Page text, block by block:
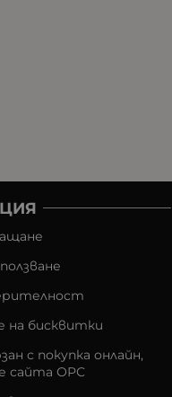
на бисквитки
с покупка онлайн,
сайта ОРС